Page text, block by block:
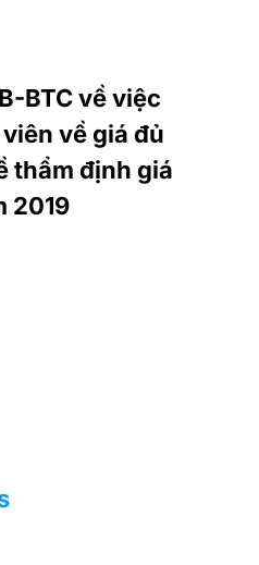
BTC về việc
về giá đủ
thẩm định giá
2019